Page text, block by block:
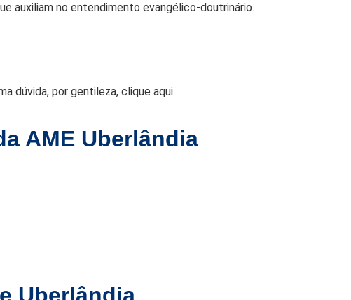
auxiliam no entendimento evangélico-doutrinário.
dúvida, por gentileza, clique aqui.
AME Uberlândia